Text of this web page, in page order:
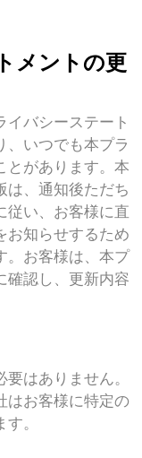
メントの更
イバシーステート
、いつでも本プラ
とがあります。本
は、通知後ただち
従い、お客様に直
お知らせするため
。お客様は、本プ
確認し、更新内容
はありません。
はお客様に特定の
。